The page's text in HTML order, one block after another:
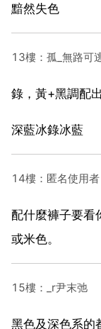
黯然失色
13樓：孤_無路可
錄，黃+黑調配
深藍冰錄冰藍
14樓：匿名使用者
配什麼褲子要看
或米色。
15樓：_r尹末弛
黑色及深色系的